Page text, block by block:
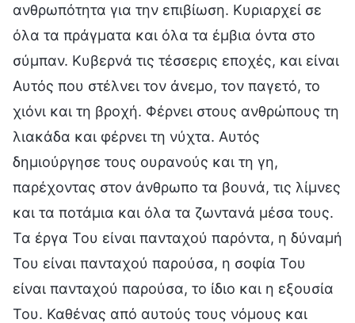
ανθρωπότητα για την επιβίωση. Κυριαρχεί σε
όλα τα πράγματα και όλα τα έμβια όντα στο
σύμπαν. Κυβερνά τις τέσσερις εποχές, και είναι
Αυτός που στέλνει τον άνεμο, τον παγετό, το
χιόνι και τη βροχή. Φέρνει στους ανθρώπους τη
λιακάδα και φέρνει τη νύχτα. Αυτός
δημιούργησε τους ουρανούς και τη γη,
παρέχοντας στον άνθρωπο τα βουνά, τις λίμνες
και τα ποτάμια και όλα τα ζωντανά μέσα τους.
Τα έργα Του είναι πανταχού παρόντα, η δύναμή
Του είναι πανταχού παρούσα, η σοφία Του
είναι πανταχού παρούσα, το ίδιο και η εξουσία
Του. Καθένας από αυτούς τους νόμους και